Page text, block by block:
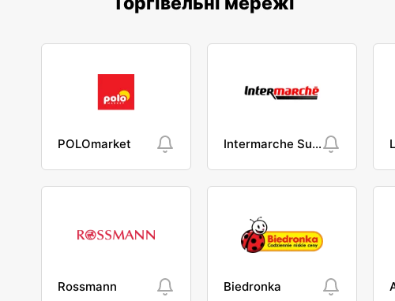
POLOmarket Intermarche Super
Rossmann Biedronka